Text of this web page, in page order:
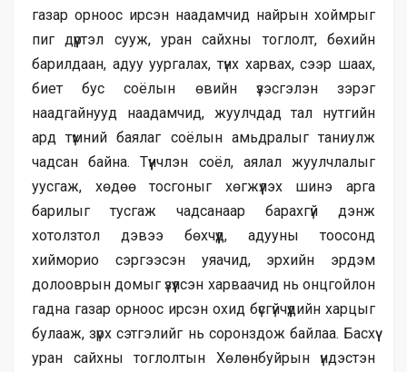
газар орноос ирсэн наадамчид найрын хоймрыг
пиг дүүртэл сууж, уран сайхны тоглолт, бөхийн
барилдаан, адуу уургалах, түнх харвах, сээр шаах,
биет бус соёлын өвийн үзэсгэлэн зэрэг
наадгайнууд наадамчид, жуулчдад тал нутгийн
ард түмний баялаг соёлын амьдралыг таниулж
чадсан байна. Түүнчлэн соёл, аялал жуулчлалыг
уусгаж, хөдөө тосгоныг хөгжүүлэх шинэ арга
барилыг тусгаж чадсанаар барахгүй дэнж
хотолзтол дэвээ бөхчүүд, адууны тоосонд
хийморио сэргээсэн уяачид, эрхийн эрдэм
долооврын домыг үзүүлсэн харваачид нь онцгойлон
гадна газар орноос ирсэн охид бүсгүйчүүдийн харцыг
булааж, зүрх сэтгэлийг нь соронздож байлаа. Басхүү
уран сайхны тоглолтын Хөлөнбуйрын үндэстэн